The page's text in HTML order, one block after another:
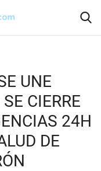
UNE
CIERRE
24H
DE